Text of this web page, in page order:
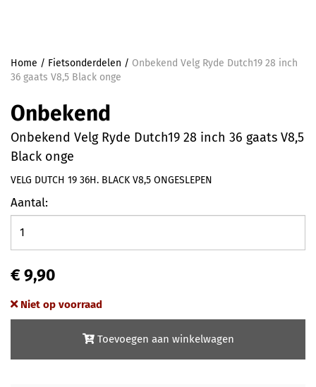
Home / Fietsonderdelen / Onbekend Velg Ryde Dutch19 28 inch
36 gaats V8,5 Black onge
Onbekend
Onbekend Velg Ryde Dutch19 28 inch 36 gaats V8,5
Black onge
VELG DUTCH 19 36H. BLACK V8,5 ONGESLEPEN
Aantal:
€ 9,90
Niet op voorraad
Toevoegen aan winkelwagen